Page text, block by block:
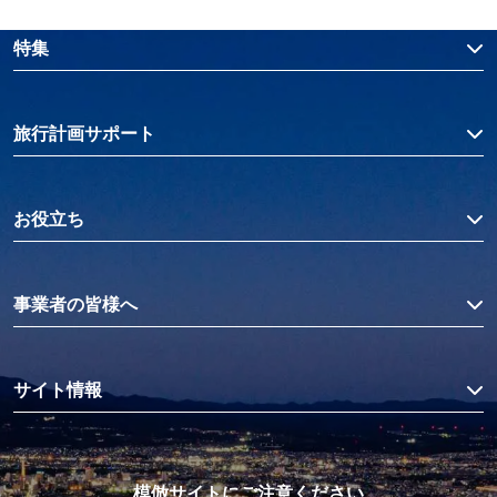
特集
旅行計画サポート
お役立ち
事業者の皆様へ
サイト情報